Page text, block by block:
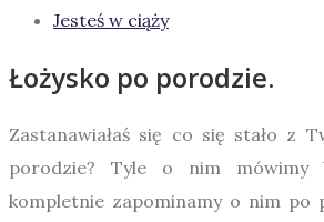
Jesteś w ciąży
Łożysko po porodzie.
Zastanawiałaś się co się stało z
porodzie? Tyle o nim mówimy
kompletnie zapominamy o nim po